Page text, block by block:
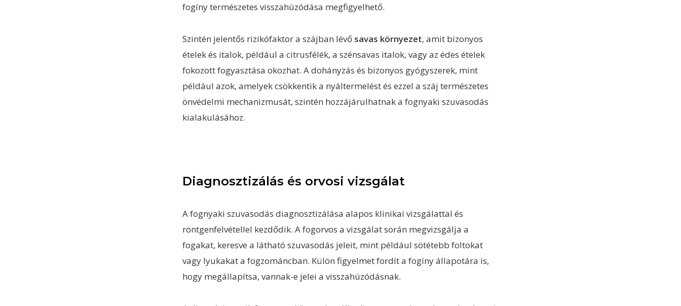
fogíny természetes visszahúzódása megfigyelhető.
Szintén jelentős rizikófaktor a szájban lévő savas környezet, amit bizonyos
ételek és italok, például a citrusfélék, a szénsavas italok, vagy az édes ételek
fokozott fogyasztása okozhat. A dohányzás és bizonyos gyógyszerek, mint
például azok, amelyek csökkentik a nyáltermelést és ezzel a száj természetes
önvédelmi mechanizmusát, szintén hozzájárulhatnak a fognyaki szuvasodás
kialakulásához.
Diagnosztizálás és orvosi vizsgálat
A fognyaki szuvasodás diagnosztizálása alapos klinikai vizsgálattal és
röntgenfelvétellel kezdődik. A fogorvos a vizsgálat során megvizsgálja a
fogakat, keresve a látható szuvasodás jeleit, mint például sötétebb foltokat
vagy lyukakat a fogzománcban. Külön figyelmet fordít a fogíny állapotára is,
hogy megállapítsa, vannak-e jelei a visszahúzódásnak.